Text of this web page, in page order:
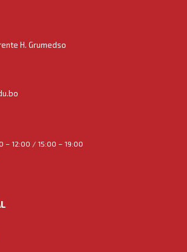
H. Grumedso
– 12:00 / 15:00 – 19:00